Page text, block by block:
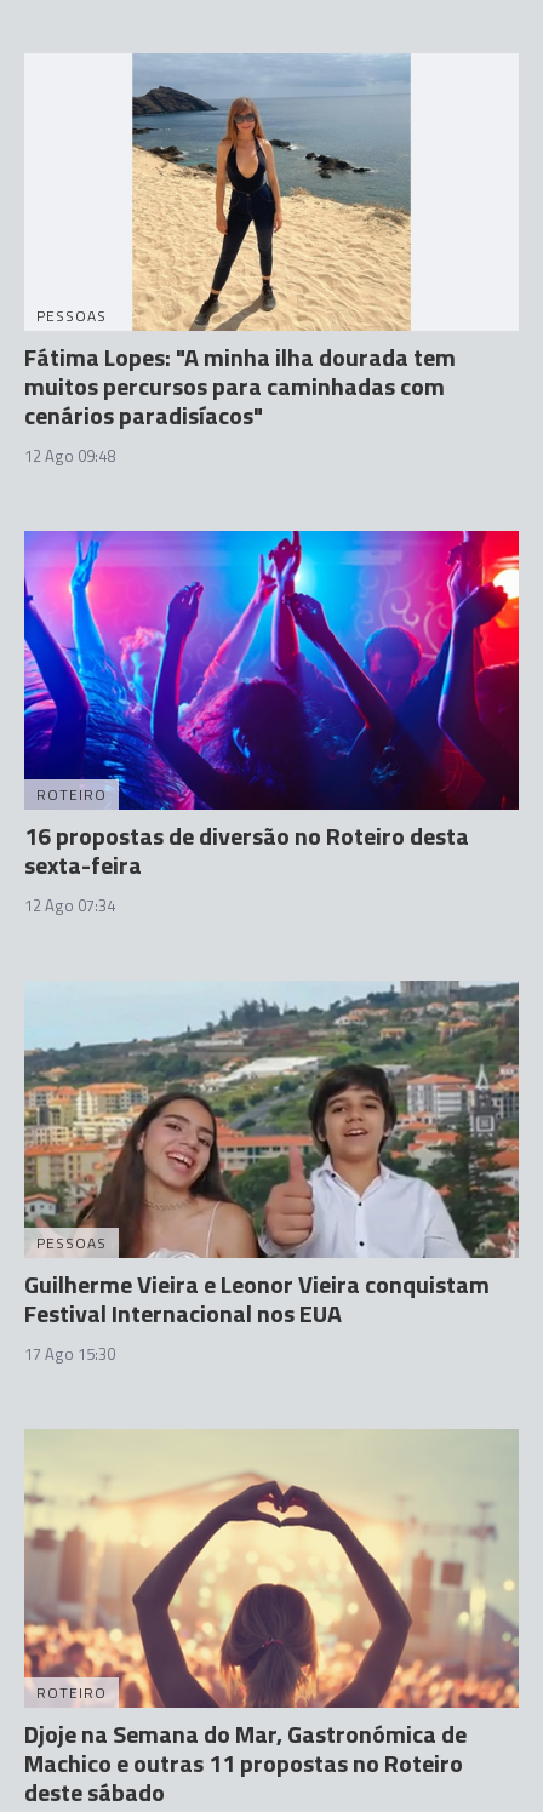
PESSOAS
Fátima Lopes: "A minha ilha dourada tem
muitos percursos para caminhadas com
cenários paradisíacos"
12 Ago 09:48
ROTEIRO
16 propostas de diversão no Roteiro desta
sexta-feira
12 Ago 07:34
PESSOAS
Guilherme Vieira e Leonor Vieira conquistam
Festival Internacional nos EUA
17 Ago 15:30
ROTEIRO
Djoje na Semana do Mar, Gastronómica de
Machico e outras 11 propostas no Roteiro
deste sábado